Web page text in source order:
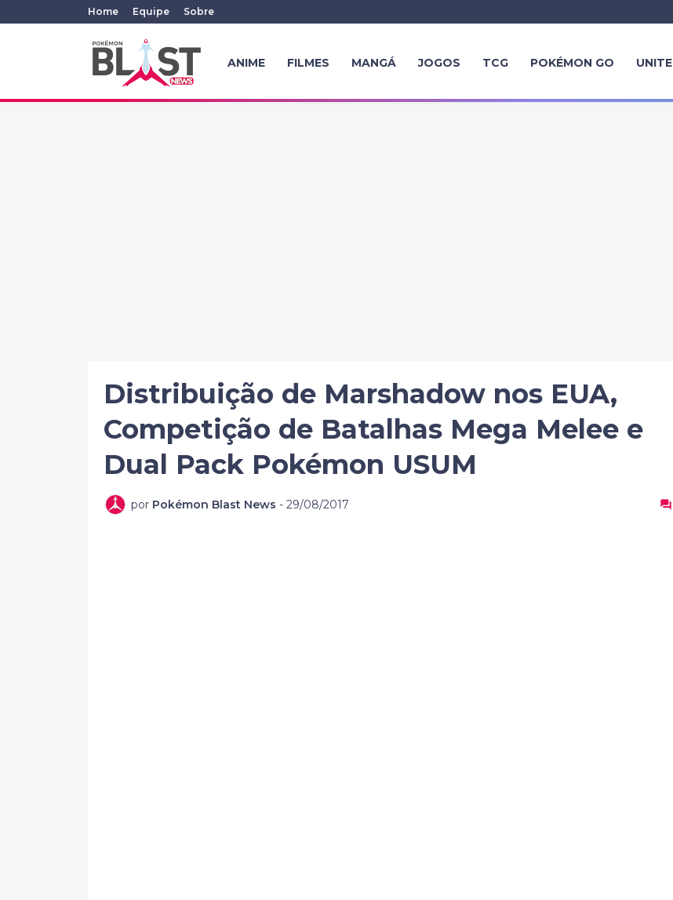
Home Equipe Sobre
ANIME FILMES MANGÁ JOGOS TCG POKÉMON GO UNITE
Distribuição de Marshadow nos EUA,
Competição de Batalhas Mega Melee e
Dual Pack Pokémon USUM
por Pokémon Blast News - 29/08/2017